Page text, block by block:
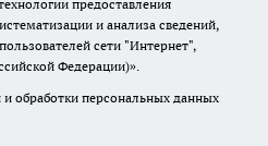
предоставления
и анализа сведений,
сети "Интернет",
Федерации)».
обработки персональных данных